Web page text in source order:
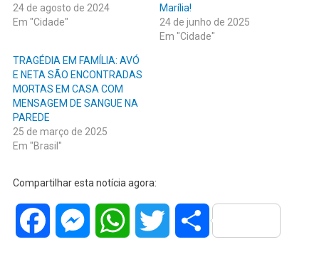
24 de agosto de 2024
Em "Cidade"
Marília!
24 de junho de 2025
Em "Cidade"
TRAGÉDIA EM FAMÍLIA: AVÓ
E NETA SÃO ENCONTRADAS
MORTAS EM CASA COM
MENSAGEM DE SANGUE NA
PAREDE
25 de março de 2025
Em "Brasil"
Compartilhar esta notícia agora:
Facebook MessengerWhatsAppTwitter Share